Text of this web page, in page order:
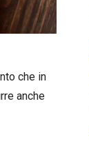
che in
anche